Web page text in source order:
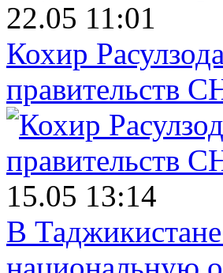
22.05 11:01
Кохир
правительств
15.05 13:14
В